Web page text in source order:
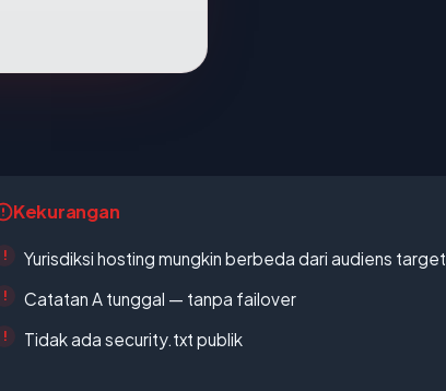
Kekurangan
Yurisdiksi hosting mungkin berbeda dari audiens target
Catatan A tunggal — tanpa failover
Tidak ada security.txt publik